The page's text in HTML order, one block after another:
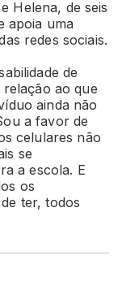
Helena, de seis
apoia uma
redes sociais.
de
ao que
ainda não
a favor de
celulares não
se
a escola. E
os
ter, todos